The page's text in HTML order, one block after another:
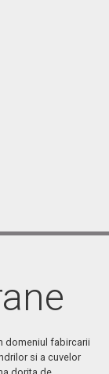
domeniul fabircarii
si a cuvelor